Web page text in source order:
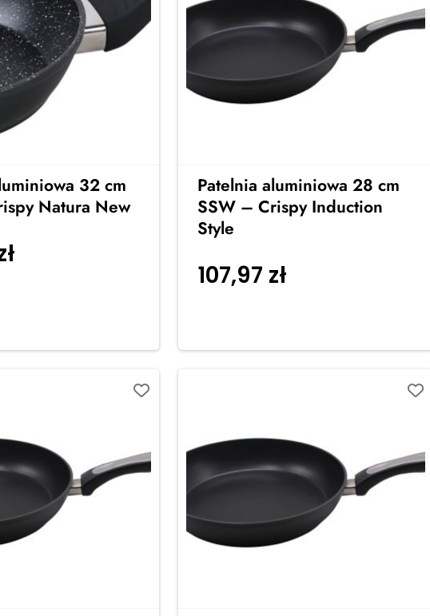
32 cm
Natura New
Patelnia aluminiowa 28 cm
SSW – Crispy Induction
Style
107,97 zł